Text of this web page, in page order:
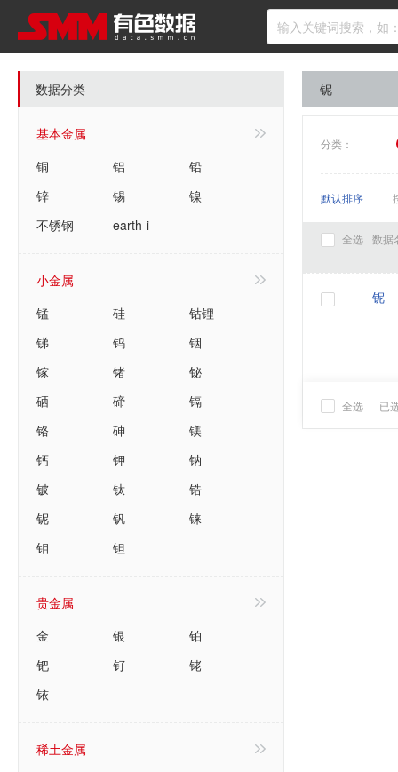
数据分类
基本金属
铜
铝
铅
锌
锡
镍
不锈钢
earth-i
小金属
锰
硅
钴锂
锑
钨
铟
镓
锗
铋
硒
碲
镉
铬
砷
镁
钙
钾
钠
铍
钛
锆
铌
钒
铼
钼
钽
贵金属
金
银
铂
钯
钌
铑
铱
稀土金属
铌
分类：
默认排序 |
全选 数据
铌
全选 已